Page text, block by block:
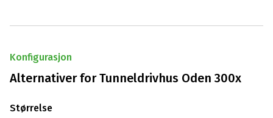
Konfigurasjon
Alternativer for Tunneldrivhus Oden 300x
Størrelse